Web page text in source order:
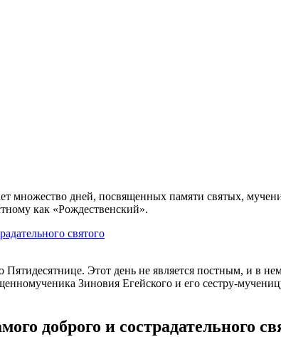
множество дней, посвященных памяти святых,
как «Рождественский».
святого
Этот день не является постным, и в
Зиновия Егейского и его сестру-
доброго и сострадательного